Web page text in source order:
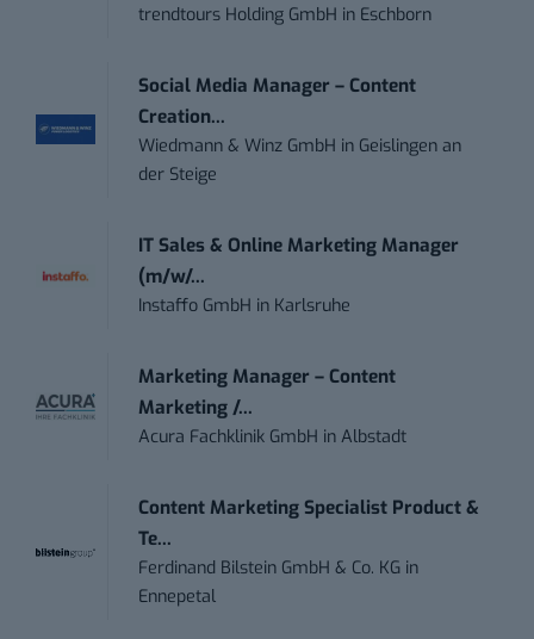
trendtours Holding GmbH in Eschborn
Social Media Manager – Content
Creation...
Wiedmann & Winz GmbH in Geislingen an
der Steige
IT Sales & Online Marketing Manager
(m/w/...
Instaffo GmbH in Karlsruhe
Marketing Manager – Content
Marketing /...
Acura Fachklinik GmbH inAlbstadt
Content Marketing Specialist Product &
Te...
Ferdinand Bilstein GmbH & Co. KG in
Ennepetal